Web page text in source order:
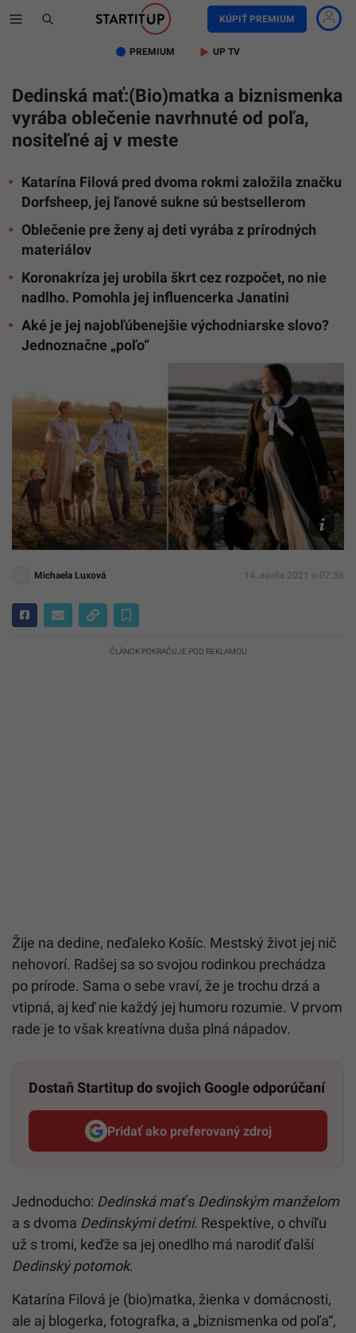
KÚPIŤ PREMIUM
PREMIUM UP TV
Dedinská mať:(Bio)matka a biznismenka
vyrába oblečenie navrhnuté od poľa,
nositeľné aj v meste
Katarína Filová pred dvoma rokmi založila značku
Dorfsheep, jej ľanové sukne sú bestsellerom
Oblečenie pre ženy aj deti vyrába z prírodných
materiálov
Koronakríza jej urobila škrt cez rozpočet, no nie
nadlho. Pomohla jej influencerka Janatini
Aké je jej najobľúbenejšie východniarske slovo?
Jednoznačne „poľo“
mať
Michaela Luxová 14. apríla 2021 o 07:36
ČLÁNOK POKRAČUJE POD REKLAMOU
Žije na dedine, neďaleko Košíc. Mestský život jej nič
nehovorí. Radšej sa so svojou rodinkou prechádza
po prírode. Sama o sebe vraví, že je trochu drzá a
vtipná, aj keď nie každý jej humoru rozumie. V prvom
rade je to však kreatívna duša plná nápadov.
Dostaň Startitup do svojich Google odporúčaní
Pridať ako preferovaný zdroj
Startitup, odkaz sa otvorí v
Jednoducho: Dedinská maťs Dedinským manželom
a s dvoma Dedinskými deťmi. Respektíve, o chvíľu
už s tromi, keďže sa jej onedlho má narodiť ďalší
Dedinský potomok.
Katarína Filová je (bio)matka, žienka v domácnosti,
ale aj blogerka, fotografka, a „biznismenka od poľa“,